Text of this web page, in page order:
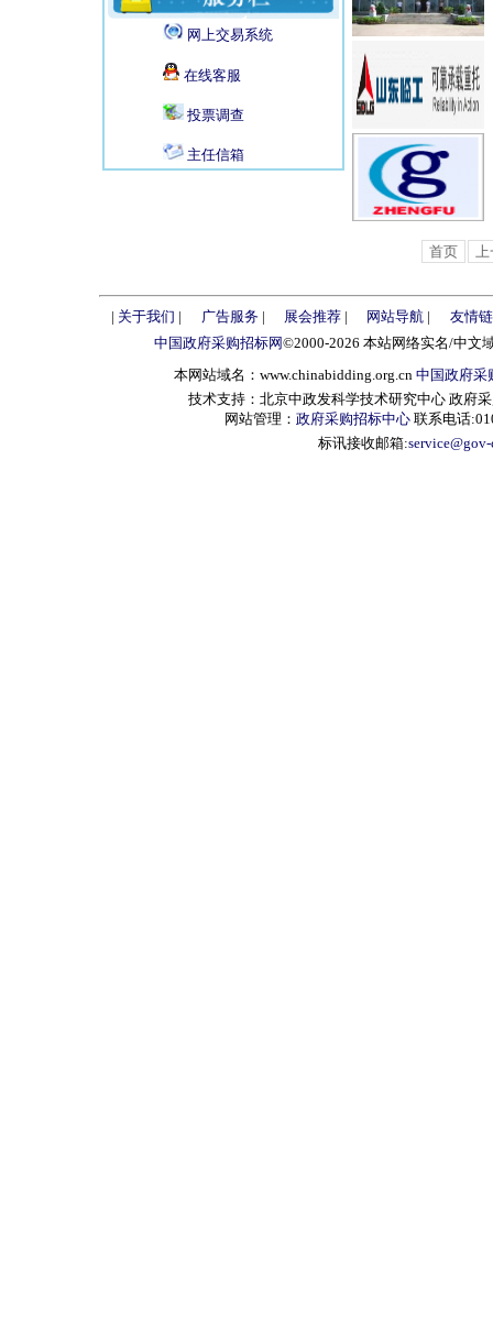
北京泰双英商贸有限公司
上海旭博建筑装饰工程有限公司
河北鼎盛管业有限公司
北京五岳云享遮阳科技有限公司
吉林建宇工程咨询有限公司
网上交易系统
在线客服
投票调查
主任信箱
首页 上
| 关于我们 | 广告服务| 展会推荐| 网站导航 |
友情
中国政府采购招标网©2000-2026 本站网络实名/中文
本网站域名：www.chinabidding.org.cn 中国政府采
技术支持：北京中政发科学技术研究中心 政府
网站管理： 政府采购招标中心 联系电话
标讯接收邮箱: